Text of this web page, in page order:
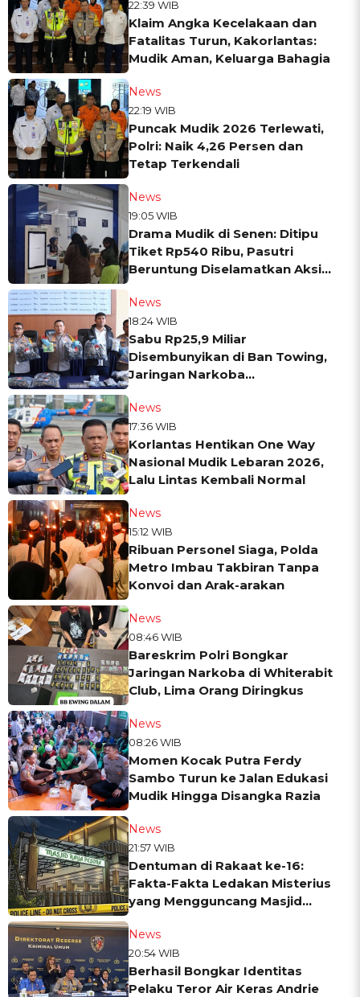
22:39 WIB
Klaim Angka Kecelakaan dan
Fatalitas Turun, Kakorlantas:
Mudik Aman, Keluarga Bahagia
News
22:19 WIB
Puncak Mudik 2026 Terlewati,
Polri: Naik 4,26 Persen dan
Tetap Terkendali
News
19:05 WIB
Drama Mudik di Senen: Ditipu
Tiket Rp540 Ribu, Pasutri
Beruntung Diselamatkan Aksi
News
18:24 WIB
Sabu Rp25,9 Miliar
Disembunyikan di Ban Towing,
Jaringan Narkoba
Mudik
News
17:36 WIB
Korlantas Hentikan One Way
Nasional Mudik Lebaran 2026,
Lalu Lintas Kembali Normal
News
15:12 WIB
Ribuan Personel Siaga, Polda
Metro Imbau Takbiran Tanpa
Konvoi dan Arak-arakan
News
08:46 WIB
Bareskrim Polri Bongkar
Jaringan Narkoba di Whiterabit
Club, Lima Orang Diringkus
News
08:26 WIB
Momen Kocak Putra Ferdy
Sambo Turun ke Jalan Edukasi
Mudik Hingga Disangka Razia
News
21:57 WIB
Dentuman di Rakaat ke-16:
Fakta-Fakta Ledakan Misterius
yang Mengguncang Masjid
News
20:54 WIB
Berhasil Bongkar Identitas
Pelaku Teror Air Keras Andrie